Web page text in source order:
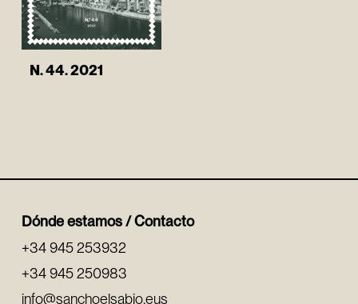
N. 44. 2021
Dónde estamos / Contacto
+34 945 253932
+34 945 250983
info@sanchoelsabio.eus